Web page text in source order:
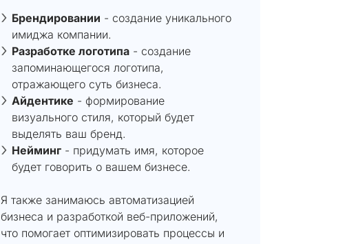
Брендировании - создание уникального
имиджа компании.
Разработке логотипа- создание
запоминающегося логотипа,
отражающего суть бизнеса.
Айдентике - формирование
визуального стиля, который будет
выделять ваш бренд.
Нейминг- придумать имя, которое
будет говорить о вашем бизнесе.
Я также занимаюсь автоматизацией
бизнеса и разработкой веб-приложений,
что помогает оптимизировать процессы и